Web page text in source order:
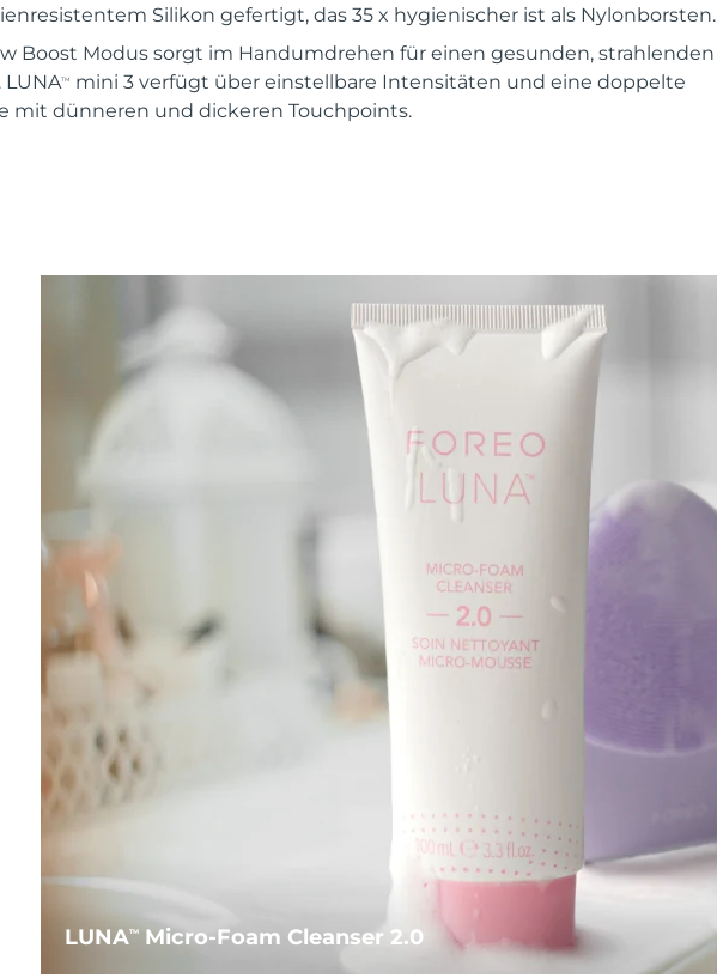
Silikon gefertigt, das 35 x hygienischer ist als Nylonborsten.
Boost Modus sorgt im Handumdrehen für einen gesunden, strahlenden
LUNATM
mini 3 verfügt über einstellbare Intensitäten und eine doppelte
mit dünneren und dickeren Touchpoints.
LUNATMMicro-Foam Cleanser 2.0